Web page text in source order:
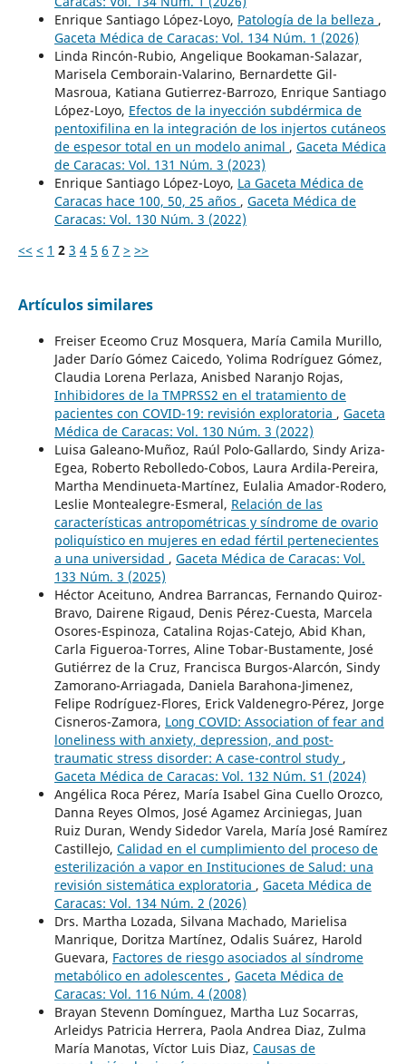
Enrique Santiago López-Loyo, Patología de la belleza ,
Gaceta Médica de Caracas: Vol. 134 Núm. 1 (2026)
Linda Rincón-Rubio, Angelique Bookaman-Salazar,
Marisela Cemborain-Valarino, Bernardette Gil-
Masroua, Katiana Gutierrez-Barrozo, Enrique Santiago
López-Loyo, Efectos de la inyección subdérmica de
pentoxifilina en la integración de los injertos cutáneos
de espesor total en un modelo animal , Gaceta Médica
de Caracas: Vol. 131 Núm. 3 (2023)
Enrique Santiago López-Loyo, La Gaceta Médica de
Caracas hace 100, 50, 25 años , Gaceta Médica de
Caracas: Vol. 130 Núm. 3 (2022)
<< < 1 2 3 4 5 6 7 > >>
Artículos similares
Freiser Eceomo Cruz Mosquera, María Camila Murillo,
Jader Darío Gómez Caicedo, Yolima Rodríguez Gómez,
Claudia Lorena Perlaza, Anisbed Naranjo Rojas,
Inhibidores de la TMPRSS2 en el tratamiento de
pacientes con COVID-19: revisión exploratoria , Gaceta
Médica de Caracas: Vol. 130 Núm. 3 (2022)
Luisa Galeano-Muñoz, Raúl Polo-Gallardo, Sindy Ariza-
Egea, Roberto Rebolledo-Cobos, Laura Ardila-Pereira,
Martha Mendinueta-Martínez, Eulalia Amador-Rodero,
Leslie Montealegre-Esmeral, Relación de las
características antropométricas y síndrome de ovario
poliquístico en mujeres en edad fértil pertenecientes
a una universidad , Gaceta Médica de Caracas: Vol.
133 Núm. 3 (2025)
Héctor Aceituno, Andrea Barrancas, Fernando Quiroz-
Bravo, Dairene Rigaud, Denis Pérez-Cuesta, Marcela
Osores-Espinoza, Catalina Rojas-Catejo, Abid Khan,
Carla Figueroa-Torres, Aline Tobar-Bustamente, José
Gutiérrez de la Cruz, Francisca Burgos-Alarcón, Sindy
Zamorano-Arriagada, Daniela Barahona-Jimenez,
Felipe Rodríguez-Flores, Erick Valdenegro-Pérez, Jorge
Cisneros-Zamora, Long COVID: Association of fear and
loneliness with anxiety, depression, and post-
traumatic stress disorder: A case-control study ,
Gaceta Médica de Caracas: Vol. 132 Núm. S1 (2024)
Angélica Roca Pérez, María Isabel Gina Cuello Orozco,
Danna Reyes Olmos, José Agamez Arciniegas, Juan
Ruiz Duran, Wendy Sidedor Varela, María José Ramírez
Castillejo, Calidad en el cumplimiento del proceso de
esterilización a vapor en Instituciones de Salud: una
revisión sistemática exploratoria , Gaceta Médica de
Caracas: Vol. 134 Núm. 2 (2026)
Drs. Martha Lozada, Silvana Machado, Marielisa
Manrique, Doritza Martínez, Odalis Suárez, Harold
Guevara, Factores de riesgo asociados al síndrome
metabólico en adolescentes , Gaceta Médica de
Caracas: Vol. 116 Núm. 4 (2008)
Brayan Stevenn Domínguez, Martha Luz Socarras,
Arleidys Patricia Herrera, Paola Andrea Diaz, Zulma
María Manotas, Víctor Luis Diaz, Causas de